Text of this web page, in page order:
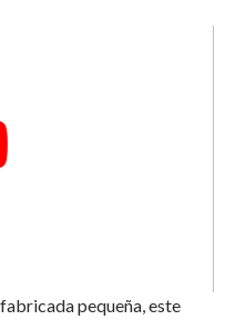
pequeña, este